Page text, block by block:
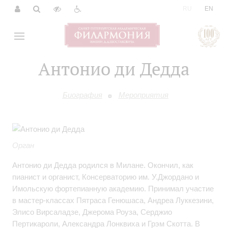
EN
Антонио ди Дедда
Биография Мероприятия
Орган
Антонио ди Дедда родился в Милане. Окончил, как
пианист и органист, Консерваторию им. У.Джордано и
Имольскую фортепианную академию. Принимал участие
в мастер-классах Пятраса Генюшаса, Андреа Луккезини,
Элисо Вирсаладзе, Джерома Роуза, Серджио
Пертикароли, Александра Лонквиха и Грэм Скотта. В